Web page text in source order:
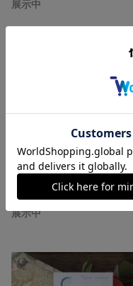
展示中
展示中